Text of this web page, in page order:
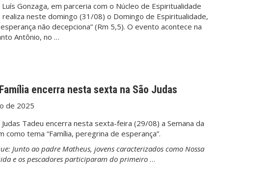
Luís Gonzaga, em parceria com o Núcleo de Espiritualidade
realiza neste domingo (31/08) o Domingo de Espiritualidade,
não decepciona” (Rm 5,5). O evento acontece na
Antônio, no …
encerra nesta sexta na São Judas
de 2025
Judas Tadeu encerra nesta sexta-feira (29/08) a Semana da
como tema “Família, peregrina de esperança”.
Junto ao padre Matheus, jovens caracterizados como Nossa
e os pescadores participaram do primeiro …